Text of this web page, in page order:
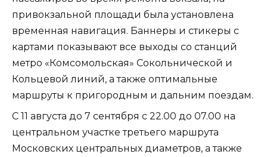
привокзальной площади была установлена
временная навигация. Баннеры и стикеры с
картами показывают все выходы со станций
метро «Комсомольская» Сокольнической и
Кольцевой линий, а также оптимальные
маршруты к пригородным и дальним поездам.
С 11 августа до 7 сентября с 22.00 до 07.00 на
центральном участке третьего маршрута
Московских центральных диаметров, а также